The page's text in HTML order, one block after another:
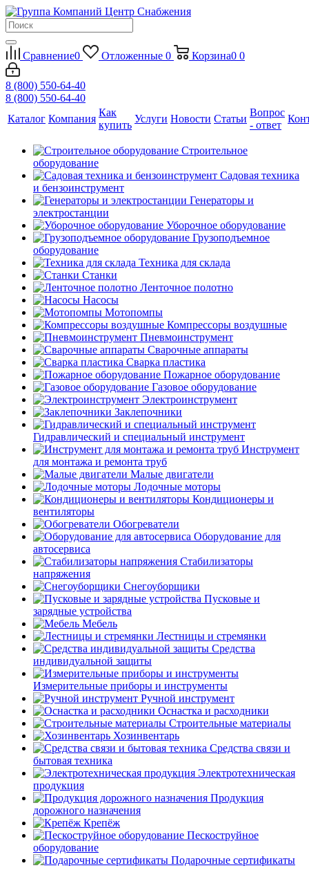
Сравнение0 Отложенные 0 Корзина0 0
8 (800) 550-64-40
8 (800) 550-64-40
Каталог Компания
Как
купить
Услуги Новости Статьи
Вопрос
- ответ
Строительное
оборудование
Садовая техника
и бензоинструмент
Генераторы и
электростанции
Уборочное оборудование
Грузоподъемное
оборудование
Техника для склада
Станки
Ленточное полотно
Насосы
Мотопомпы
Компрессоры воздушные
Пневмоинструмент
Сварочные аппараты
Сварка пластика
Пожарное оборудование
Газовое оборудование
Электроинструмент
Заклепочники
Гидравлический и специальный инструмент
Инструмент
для монтажа и ремонта труб
Малые двигатели
Лодочные моторы
Кондиционеры и
вентиляторы
Обогреватели
Оборудование для
автосервиса
Стабилизаторы
напряжения
Снегоуборщики
Пусковые и
зарядные устройства
Мебель
Лестницы и стремянки
Средства
индивидуальной защиты
Измерительные приборы и инструменты
Ручной инструмент
Оснастка и расходники
Строительные материалы
Хозинвентарь
Средства связи и
бытовая техника
Электротехническая
продукция
Продукция
дорожного назначения
Крепёж
Пескоструйное
оборудование
Подарочные сертификаты